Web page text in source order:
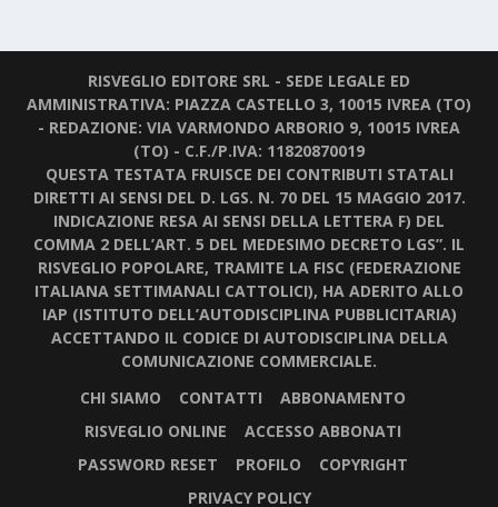
RISVEGLIO EDITORE SRL - SEDE LEGALE ED
AMMINISTRATIVA: PIAZZA CASTELLO 3, 10015 IVREA (TO)
- REDAZIONE: VIA VARMONDO ARBORIO 9, 10015 IVREA
(TO) - C.F./P.IVA: 11820870019
QUESTA TESTATA FRUISCE DEI CONTRIBUTI STATALI
DIRETTI AI SENSI DEL D. LGS. N. 70 DEL 15 MAGGIO 2017.
INDICAZIONE RESA AI SENSI DELLA LETTERA F) DEL
COMMA 2 DELL’ART. 5 DEL MEDESIMO DECRETO LGS”. IL
RISVEGLIO POPOLARE, TRAMITE LA FISC (FEDERAZIONE
ITALIANA SETTIMANALI CATTOLICI), HA ADERITO ALLO
IAP (ISTITUTO DELL’AUTODISCIPLINA PUBBLICITARIA)
ACCETTANDO IL CODICE DI AUTODISCIPLINA DELLA
COMUNICAZIONE COMMERCIALE.
CHI SIAMO
CONTATTI
ABBONAMENTO
RISVEGLIO ONLINE
ACCESSO ABBONATI
PASSWORD RESET
PROFILO
COPYRIGHT
PRIVACY POLICY